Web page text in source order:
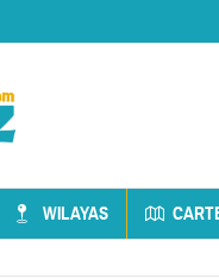
WILAYAS